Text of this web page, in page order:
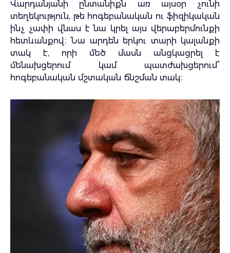
Վարդանյանի ընտանիքն առ այսօր չունի
տեղեկություն, թե հոգեբանական ու ֆիզիկական
ինչ չափի վնաս է նա կրել այս վերաբերմունքի
հետևանքով։ Նա արդեն երկու տարի կալանքի
տակ է, որի մեծ մասն անցկացրել է
մենախցերում կամ պատժախցերում՝
հոգեբանական մշտական ճնշման տակ։